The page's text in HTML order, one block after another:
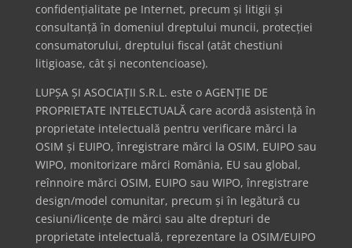
confidențialitate pe Internet, precum și litigii și
consultanță în domeniul dreptului muncii, protecției
consumatorului, dreptului fiscal (atât chestiuni
litigioase, cât și necontencioase).
LUPȘA ȘI ASOCIAȚII S.R.L. este o AGENȚIE DE
PROPRIETATE INTELECTUALĂ care acordă asistență în
proprietate intelectuală pentru verificare mărci la
OSIM și EUIPO, înregistrare mărci la OSIM, EUIPO sau
WIPO, monitorizare mărci România, EU sau global,
reînnoire mărci OSIM, EUIPO sau WIPO, înregistrare
design/model comunitar, precum și în legătură cu
cesiuni/licențe de mărci sau alte drepturi de
proprietate intelectuală, reprezentare la OSIM/EUIPO